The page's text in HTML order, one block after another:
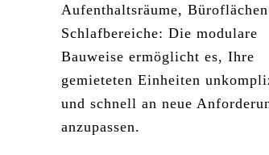
Aufenthaltsräume,
Schlafbereiche: Die modulare
Bauweise ermöglicht es, Ihre
gemieteten Einheiten
und schnell an neue
anzupassen.